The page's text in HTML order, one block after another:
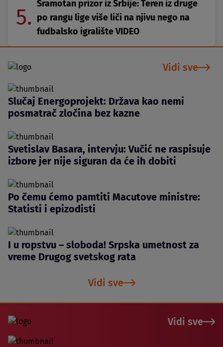
5.
Sramotan prizor iz Srbije: Teren iz druge
po rangu lige više liči na njivu nego na
fudbalsko igralište VIDEO
Vidi sve
Slučaj Energoprojekt: Država kao nemi
posmatrač zločina bez kazne
Svetislav Basara, intervju: Vučić ne raspisuje
izbore jer nije siguran da će ih dobiti
Po čemu ćemo pamtiti Macutove ministre:
Statisti i epizodisti
I u ropstvu – sloboda! Srpska umetnost za
vreme Drugog svetskog rata
Vidi sve
Vidi sve